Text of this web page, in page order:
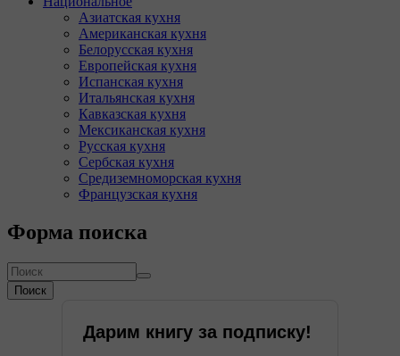
Азиатская кухня
Американская кухня
Белорусская кухня
Европейская кухня
Испанская кухня
Итальянская кухня
Кавказская кухня
Мексиканская кухня
Русская кухня
Сербская кухня
Средиземноморская кухня
Французская кухня
Форма поиска
Поиск
Дарим книгу за подписку!